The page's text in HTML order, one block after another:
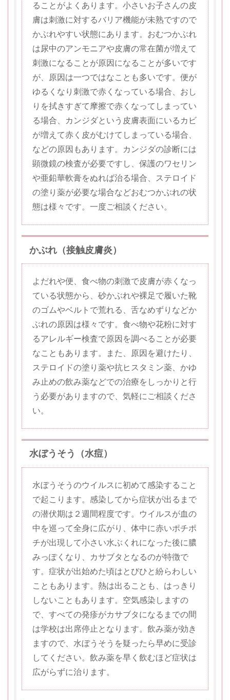
ることがよくあります。小さいお子さんの皮
膚は刺激に対するバリア機能が未熟ですので
かぶれやすい状態にあります。おむつかぶれ
は尿中のアンモニアや皮膚の常在菌が増えて
刺激になることが原因になることが多いです
が、原因は一つではなことも多いです。便が
ゆるくなり刺激で赤くなっている場合、おし
りを拭きすぎて摩擦で赤くなってしまってい
る場合、カンジダという皮膚表面にいるカビ
が増えて赤く皮がむけてしまっている場合、
などの原因もあります。カンジダの診断には
顕微鏡の検査が必要ですし、保護のワセリン
や亜鉛華軟膏をぬれば治る場合、ステロイド
の塗り薬が必要な場合などおむつかぶれの状
態は様々です。一度ご相談ください。
かぶれ（接触皮膚炎）
よだれや便、食べ物の刺激で皮膚が赤くなっ
ている状態から、砂かぶれや裸足で履いた靴
のゴムやベルトで荒れる、舌なめずりなどか
ぶれの原因は様々です。食べ物や花粉に対す
るアレルギー検査で原因を調べることが必要
なこともあります。また、原因を避けたり、
ステロイドの塗り薬や抗ヒスタミン薬、かゆ
み止めの飲み薬などでの治療をしっかりと行
う必要がありますので、気軽にご相談くださ
い。
水ぼうそう（水痘）
水ぼうそうのウイルスに初めて感染すること
で起こります。感染してから症状が出るまで
の潜伏期は２週間程度です。ウイルスが血の
中を巡って全身に広がり、体中に赤いポチポ
チが出現して小さい水ぶくれになった後に膿
みっぽくなり、カサブタとなるのが特徴で
す。症状が出始めた頃はとびひと紛らわしい
こともあります。熱は出ることも、はっきり
しないこともあります。空気感染しますの
で、すべての発疹がカサブタになるまでの間
は学校は出席停止となります。飲み薬が効き
ますので、水ぼうそうを疑ったら早めに受診
してください。飲み薬を早く飲むほど症状は
広がらずに治ります。